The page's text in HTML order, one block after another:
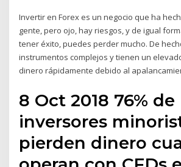
Invertir en Forex es un negocio que ha
gente, pero ojo, hay riesgos, y de igual
tener éxito, puedes perder mucho. De
instrumentos complejos y tienen un
dinero rápidamente debido al
8 Oct 2018 76% de
inversores
pierden dinero